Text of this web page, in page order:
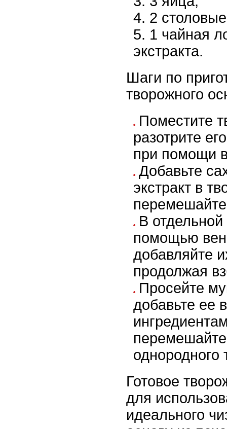
2
1 чайная
экстракта.
Шаги по
творожного
Поместите
разотрите
при помощи
Добавьте
экстракт в
В
помощью
добавляйте
продолжая
Просейте
добавьте ее
однородного
Готовое
для
идеального